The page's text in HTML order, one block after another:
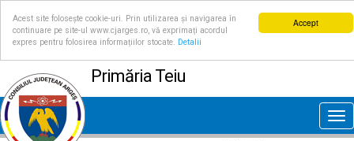
Accept
Acest site folosește cookie-uri. Prin utilizarea și navigarea în
continuare pe site-ul www.cjarges.ro, vă exprimați acordul
expres pentru folosirea informațiilor stocate.
Detalii
Primăria Teiu